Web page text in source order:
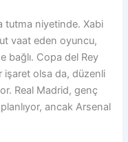
tutma niyetinde. Xabi
vaat eden oyuncu,
bağlı. Copa del Rey
işaret olsa da, düzenli
Real Madrid, genç
ancak Arsenal